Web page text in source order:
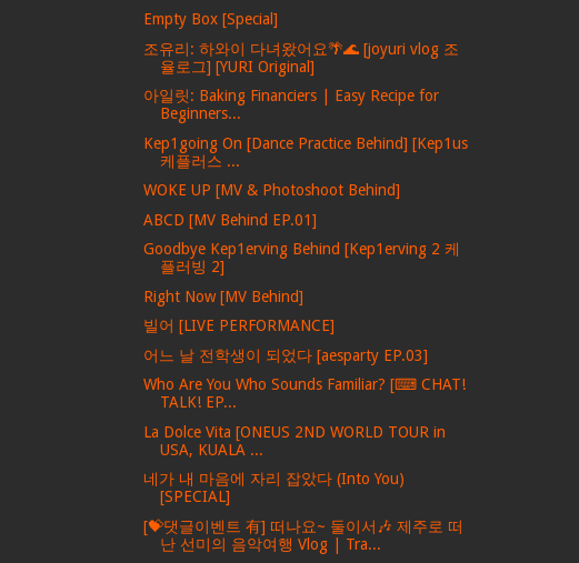
Empty Box [Special]
조유리: 하와이 다녀왔어요🌴🌊 [joyuri vlog 조
율로그] [YURI Original]
아일릿: Baking Financiers | Easy Recipe for
Beginners...
Kep1going On [Dance Practice Behind] [Kep1us
케플러스 ...
WOKE UP [MV & Photoshoot Behind]
ABCD [MV Behind EP.01]
Goodbye Kep1erving Behind [Kep1erving 2 케
플러빙 2]
Right Now [MV Behind]
빌어 [LIVE PERFORMANCE]
어느 날 전학생이 되었다 [aesparty EP.03]
Who Are You Who Sounds Familiar? [⌨ CHAT!
TALK! EP...
La Dolce Vita [ONEUS 2ND WORLD TOUR in
USA, KUALA ...
네가 내 마음에 자리 잡았다 (Into You)
[SPECIAL]
[💝댓글이벤트 有] 떠나요~ 둘이서🎶 제주로 떠
난 선미의 음악여행 Vlog | Tra...